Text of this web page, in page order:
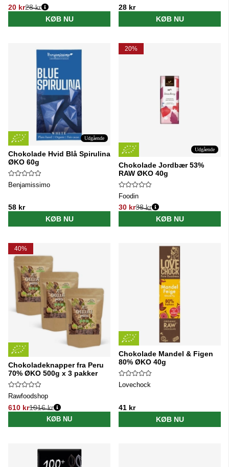
20 kr
Normalpris:
28 kr
KØB NU
28 kr
KØB NU
Udgående
Chokolade Hvid Blå Spirulina
ØKO 60g
Benjamissimo
58 kr
KØB NU
20%
Udgående
Chokolade Jordbær 53%
RAW ØKO 40g
Foodin
30 kr
Normalpris:
38 kr
KØB NU
40%
Chokoladeknapper fra Peru
70% ØKO 500g x 3 pakker
Rawfoodshop
610 kr
Normalpris:
1016 kr
KØB NU
Chokolade Mandel & Figen
80% ØKO 40g
Lovechock
41 kr
KØB NU